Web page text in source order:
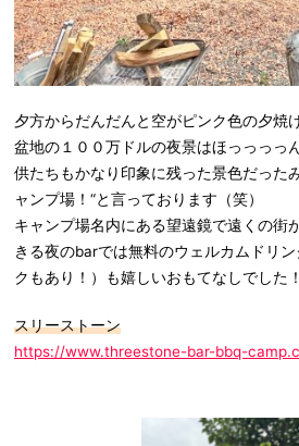
夕方からだんだんと空がピンク色の夕焼
盆地の１００万ドルの夜景はほっっっっ
供たちもかなり印象に残った景色だった
ャンプ場！“と言っております（笑）
キャンプ場名内にある望遠鏡で遠くの街
きる夜のbarでは無料のウェルカムドリ
クもあり！）も嬉しいおもてなしでした！
スリーストーン
https://www.threestone-bar-bbq-